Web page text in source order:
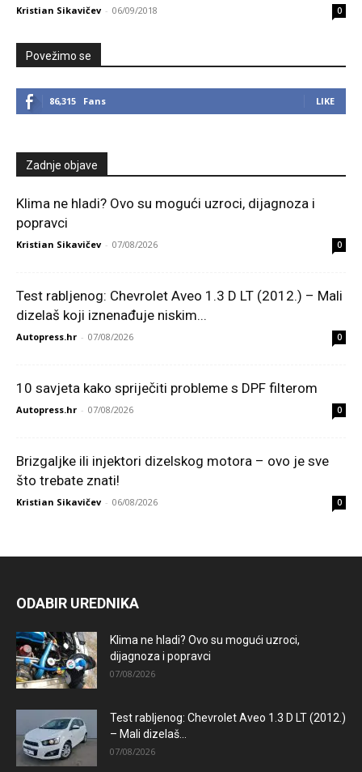
Kristian Sikavičev - 06/09/2018 0
Povežimo se
86,315 Fans LIKE
Zadnje objave
Klima ne hladi? Ovo su mogući uzroci, dijagnoza i
popravci
Kristian Sikavičev - 07/08/2026 0
Test rabljenog: Chevrolet Aveo 1.3 D LT (2012.) – Mali
dizelaš koji iznenađuje niskim...
Autopress.hr - 07/08/2026 0
10 savjeta kako spriječiti probleme s DPF filterom
Autopress.hr - 07/08/2026 0
Brizgaljke ili injektori dizelskog motora – ovo je sve
što trebate znati!
Kristian Sikavičev - 06/08/2026 0
ODABIR UREDNIKA
Klima ne hladi? Ovo su mogući uzroci,
dijagnoza i popravci
07/08/2026
Test rabljenog: Chevrolet Aveo 1.3 D LT (2012.)
– Mali dizelaš...
07/08/2026